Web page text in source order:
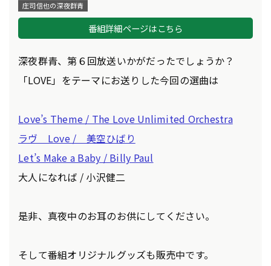
庄司信也の深夜群青
番組詳細ページはこちら
深夜群青、第６回放送いかがだったでしょうか？
「LOVE」をテーマにお送りした今回の選曲は
Love’s Theme / The Love Unlimited Orchestra
ラヴ Love / 美空ひばり
Let’s Make a Baby / Billy Paul
大人になれば / 小沢健二
是非、真夜中のお耳のお供にしてください。
そして番組オリジナルグッズも販売中です。